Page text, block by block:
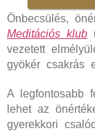
Önbecsülés,
Meditációs klub
vezetett
gyökér csakrás
A legfontosabb
lehet az
gyerekkori